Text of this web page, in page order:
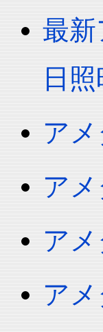
最
日
ア
ア
ア
ア